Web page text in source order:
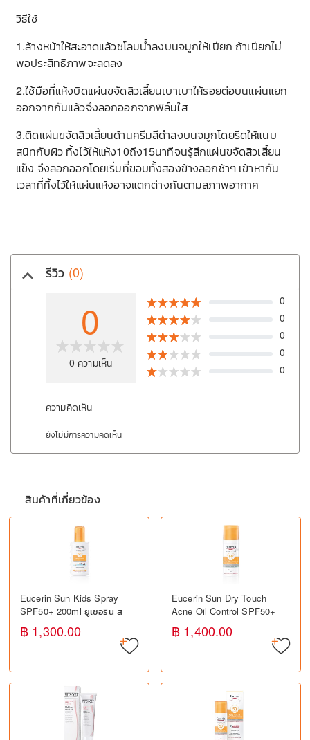
วิธีใช้
1.ล้างหน้าให้สะอาดแล้วชโลมน้ำลงบนจมูกให้เปียก ถ้าเปียกไม่
พอประสิทธิภาพจะลดลง
2.ใช้มือที่แห้งบิดแผ่นขจัดสิวเสี้ยนเบาเบาให้รอยต่อบนแผ่นแยก
ออกจากกันแล้วจึงลอกออกจากฟิล์มใส
3.ติดแผ่นขจัดสิวเสี้ยนด้านครีมสีดำลงบนจมูกโดยรีดให้แนบ
สนิทกับผิว ทิ้งไว้ให้แห้ง10ถึง15นาทีจนรู้สึกแผ่นขจัดสิวเสี้ยน
แข็ง จึงลอกออกโดยเริ่มที่ขอบทั้งสองข้างลอกช้าๆ เข้าหากัน
เวลาที่ทิ้งไว้ให้แผ่นแห้งอาจแตกต่างกันตามสภาพอากาศ
รีวิว (0)
keyboard_arrow_up
0
0 ความเห็น
0
0
0
0
0
ความคิดเห็น
ยังไม่มีการความคิดเห็น
สินค้าที่เกี่ยวข้อง
Eucerin Sun Kids Spray
SPF50+ 200ml ยูเซอริน ส
เปรย์กันแดดสำหรับเด็ก
SPF50+ ปกป้องผิวจาก
฿ 1,300.00
Eucerin Sun Dry Touch
Acne Oil Control SPF50+
50ml ยูเซอริน กันแดดสำหรับ
ผิวมัน เป็นสิวง่าย
฿ 1,400.00